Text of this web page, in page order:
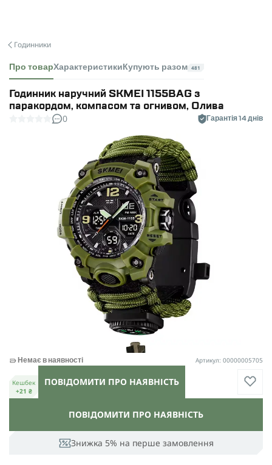
Годинники
Про товарХарактеристики Купують разом 481
Годинник наручний SKMEI 1155BAG з
паракордом, компасом та огнивом, Олива
0 Гарантія 14 днів
Знижка 5% на перше замовлення
ПОВІДОМИТИ ПРО НАЯВНІСТЬ
Немає в наявності Артикул: 00000005705
Кешбек
+21 ₴
ПОВІДОМИТИ ПРО НАЯВНІСТЬ